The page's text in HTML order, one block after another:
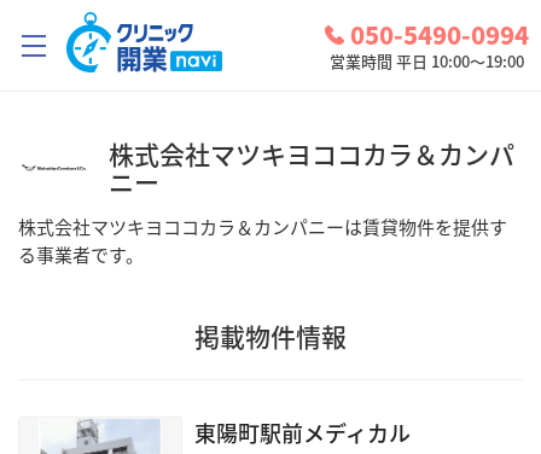
050-5490-0994
営業時間 平日 10:00～19:00
株式会社マツキヨココカラ＆カンパ
ニー
株式会社マツキヨココカラ＆カンパニーは賃貸物件を提供す
る事業者です。
掲載物件情報
東陽町駅前メディカル
診療圏調査
コンシェルジュサービス